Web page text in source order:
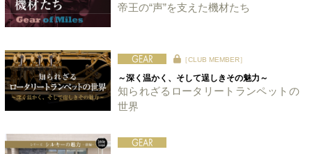
帝王の“声”を支えた機材たち
［CLUB MEMBER］
～深く温かく、そして逞しきその魅力～
知られざるロータリートランペットの
世界